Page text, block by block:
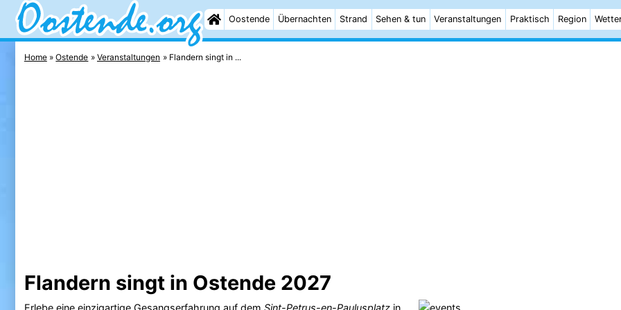
Oostende Übernachten Strand Sehen & tun Veranstaltungen Praktisch Region
Home Ostende Veranstaltungen Flandern singt in ...
Flandern singt in Ostende 2027
Erlebe eine einzigartige Gesangserfahrung auf dem Sint-Petrus-en-Paulusplatzin